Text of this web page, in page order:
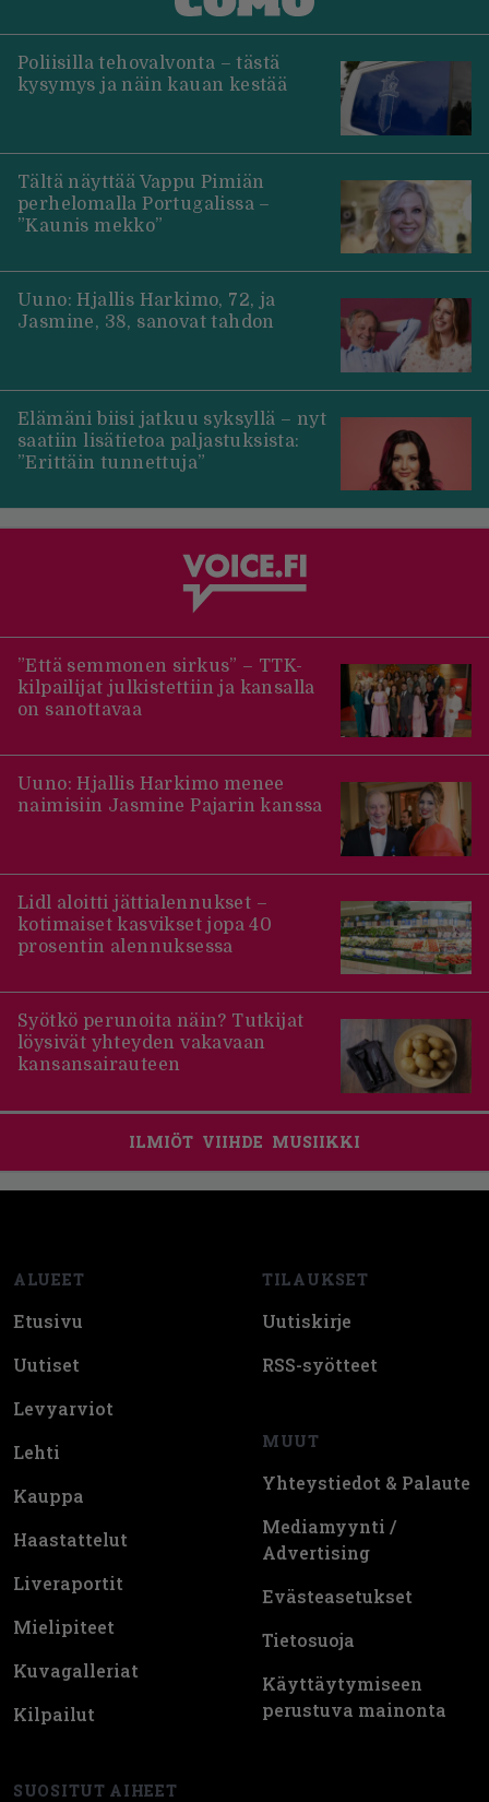
Poliisilla tehovalvonta – tästä
kysymys ja näin kauan kestää
Tältä näyttää Vappu Pimiän
perhelomalla Portugalissa –
”Kaunis mekko”
Uuno: Hjallis Harkimo, 72, ja
Jasmine, 38, sanovat tahdon
Elämäni biisi jatkuu syksyllä – nyt
saatiin lisätietoa paljastuksista:
”Erittäin tunnettuja”
”Että semmonen sirkus” – TTK-
kilpailijat julkistettiin ja kansalla
on sanottavaa
Uuno: Hjallis Harkimo menee
naimisiin Jasmine Pajarin kanssa
Lidl aloitti jättialennukset –
kotimaiset kasvikset jopa 40
prosentin alennuksessa
Syötkö perunoita näin? Tutkijat
löysivät yhteyden vakavaan
kansansairauteen
ILMIÖT VIIHDE MUSIIKKI
ALUEET
Etusivu
Uutiset
Levyarviot
Lehti
Kauppa
Haastattelut
Liveraportit
Mielipiteet
Kuvagalleriat
Kilpailut
SUOSITUT AIHEET
TILAUKSET
Uutiskirje
RSS-syötteet
MUUT
Yhteystiedot & Palaute
Mediamyynti /
Advertising
Evästeasetukset
Tietosuoja
Käyttäytymiseen
perustuva mainonta